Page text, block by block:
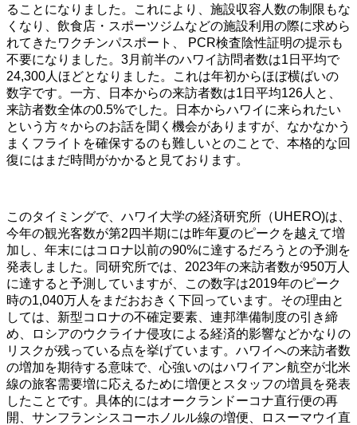
ることになりました。これにより、施設収容人数の制限もな
くなり、飲食店・スポーツジムなどの施設利用の際に求めら
れてきたワクチンパスポート、 PCR検査陰性証明の提示も
不要になりました。3月前半のハワイ訪問者数は1日平均で
24,300人ほどとなりました。これは年初からほぼ横ばいの
数字です。一方、日本からの来訪者数は1日平均126人と、
来訪者数全体の0.5%でした。日本からハワイに来られたい
という方々からのお話を聞く機会がありますが、なかなかう
まくフライトを確保するのも難しいとのことで、本格的な回
復にはまだ時間がかかると見ております。
このタイミングで、ハワイ大学の経済研究所（UHERO)は、
今年の観光客数が第2四半期には昨年夏のピークを越えて増
加し、年末にはコロナ以前の90%に達するだろうとの予測を
発表しました。同研究所では、2023年の来訪者数が950万人
に達すると予測していますが、この数字は2019年のピーク
時の1,040万人をまだおおきく下回っています。その理由と
しては、新型コロナの不確定要素、連邦準備制度の引き締
め、ロシアのウクライナ侵攻による経済的影響などかなりの
リスクが残っている点を挙げています。ハワイへの来訪者数
の増加を期待する意味で、心強いのはハワイアン航空が北米
線の旅客需要増に応えるために増便とスタッフの増員を発表
したことです。具体的にはオークランドーコナ直行便の再
開、サンフランシスコーホノルル線の増便、ロスーマウイ直